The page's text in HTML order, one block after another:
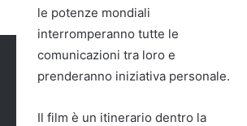
le potenze mondiali
interromperanno tutte le
comunicazioni tra loro e
prenderanno iniziativa personale.
Il film è un itinerario dentro la